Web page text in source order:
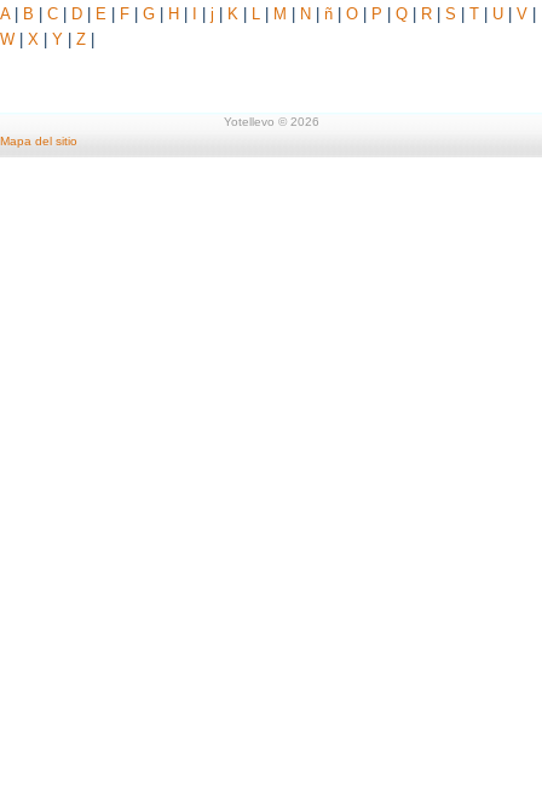
A| B C D E F G H j K L M N ñ O P Q R S T U V
W
X Y Z
Yotellevo © 2026
Mapa del sitio